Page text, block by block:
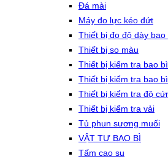
Đá mài
Máy đo lực kéo đứt
Thiết bị đo độ dày bao
Thiết bị so màu
Thiết bị kiểm tra bao
Thiết bị kiểm tra bao
Thiết bị kiểm tra độ
Thiết bị kiểm tra vải
Tủ phun sương muối
VẬT TƯ BAO BÌ
Tấm cao su